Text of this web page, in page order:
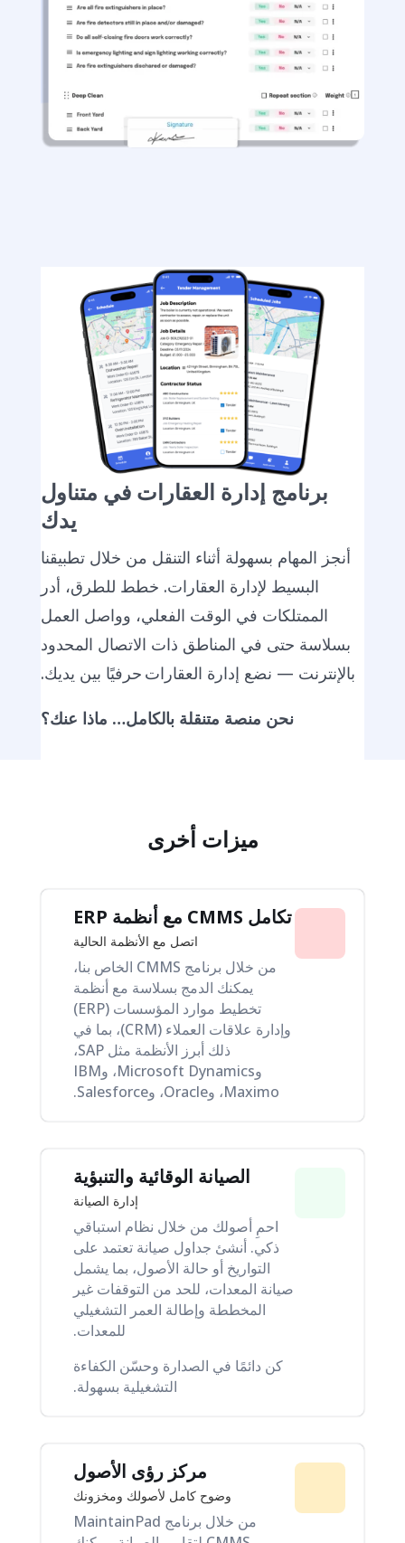
برنامج إدارة العقارات في متناول
يدك
أنجز المهام بسهولة أثناء التنقل من خلال تطبيقنا
البسيط لإدارة العقارات. خطط للطرق، أدر
الممتلكات في الوقت الفعلي، وواصل العمل
بسلاسة حتى في المناطق ذات الاتصال المحدود
بالإنترنت — نضع إدارة العقارات حرفيًا بين يديك.
نحن منصة متنقلة بالكامل… ماذا عنك؟
ميزات أخرى
تكامل CMMS مع أنظمة ERP
اتصل مع الأنظمة الحالية
من خلال برنامج CMMS الخاص بنا،
يمكنك الدمج بسلاسة مع أنظمة
تخطيط موارد المؤسسات (ERP)
وإدارة علاقات العملاء (CRM)، بما في
ذلك أبرز الأنظمة مثل SAP،
وMicrosoft Dynamics، وIBM
Maximo، وOracle، وSalesforce.
الصيانة الوقائية والتنبؤية
إدارة الصيانة
احمِ أصولك من خلال نظام استباقي
ذكي. أنشئ جداول صيانة تعتمد على
التواريخ أو حالة الأصول، بما يشمل
صيانة المعدات، للحد من التوقفات غير
المخططة وإطالة العمر التشغيلي
للمعدات.
كن دائمًا في الصدارة وحسّن الكفاءة
التشغيلية بسهولة.
مركز رؤى الأصول
وضوح كامل لأصولك ومخزونك
من خلال برنامج MaintainPad